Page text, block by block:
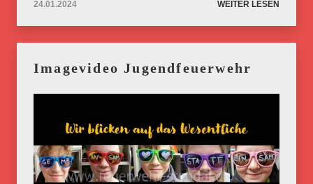
24.01.2024 WEITER LESEN
Imagevideo Jugendfeuerwehr